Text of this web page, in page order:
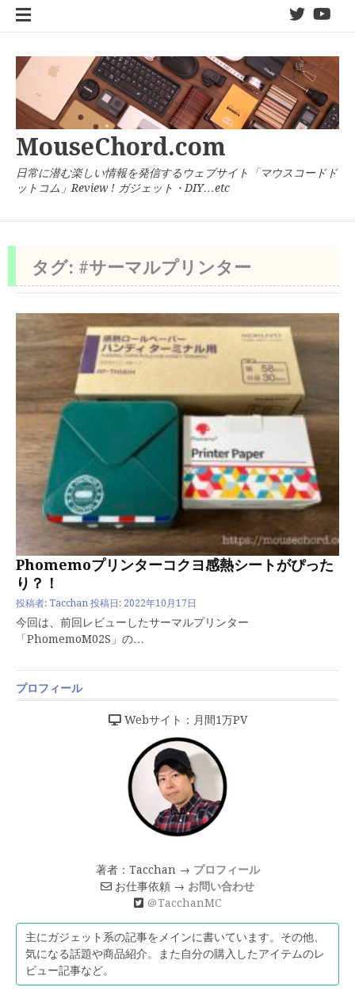
twitter
MouseChord.com
日常に潜む楽しい情報を発信するウェブサイト「マウスコードド
ットコム」Review ! ガジェット・DIY…etc
タグ: #サーマルプリンター
Phomemoプリンターコクヨ感熱シートがぴった
り？！
投稿者: Tacchan 投稿日: 2022年10月17日
今回は、前回レビューしたサーマルプリンター
「PhomemoM02S」の…
プロフィール
Webサイト：月間1万PV
著者：Tacchan → プロフィール
お仕事依頼 → お問い合わせ
＠TacchanMC
主にガジェット系の記事をメインに書いています。その他、
気になる話題や商品紹介。また自分の購入したアイテムのレ
ビュー記事など。